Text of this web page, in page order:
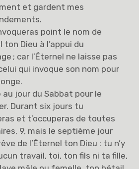
et gardent mes
point le nom de
ton Dieu à l’appui du
; car l’Éternel ne laisse pas
qui invoque son nom pour
au jour du Sabbat pour le
Durant six jours tu
et t’occuperas de toutes
9, mais le septième jour
de l’Éternel ton Dieu : tu n’y
travail, toi, ton fils ni ta fille,